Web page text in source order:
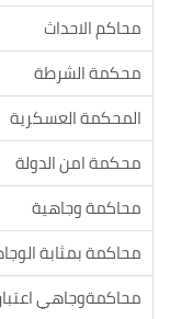
محاكم الاحداث
محكمة الشرطة
المحكمة العسكرية
محكمة امن الدولة
محاكمة وجاهية
محاكمة بمثابة
محاكمةوجاهي